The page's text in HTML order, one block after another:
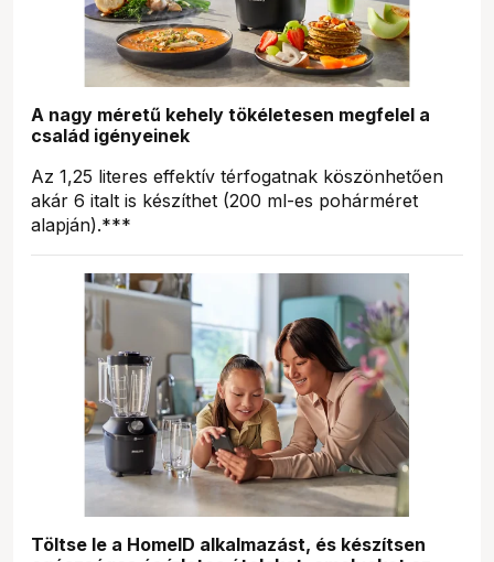
A nagy méretű kehely tökéletesen megfelel a
család igényeinek
Az 1,25 literes effektív térfogatnak köszönhetően
akár 6 italt is készíthet (200 ml-es pohárméret
alapján).***
Töltse le a HomeID alkalmazást, és készítsen